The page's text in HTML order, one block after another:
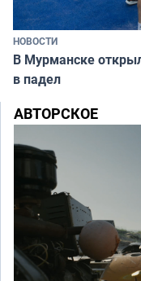
НОВОСТИ
В Мурманске
в падел
АВТОРСКОЕ